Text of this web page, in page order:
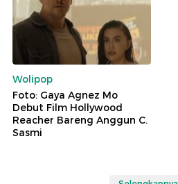
Wolipop
Foto: Gaya Agnez Mo
Debut Film Hollywood
Reacher Bareng Anggun C.
Sasmi